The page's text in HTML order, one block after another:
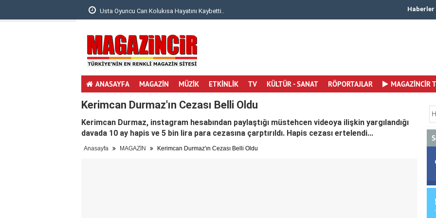
Usta Oyuncu Can Kolukısa Hayatını Kaybetti.. Canan Ergüder 50. Yaşına Merhaba Dedi Yaşamay..Haberler
ANASAYFA MAGAZİN MÜZİK ETKİNLİK TV KÜLTÜR - SANAT RÖPORTAJLAR MAGAZİNCİR
Kerimcan Durmaz'ın Cezası Belli Oldu
Kerimcan Durmaz, instagram hesabından paylaştığı müstehcen videoya ilişkin yargılandığı
davada 10 ay hapis ve 5 bin lira para cezasına çarptırıldı. Hapis cezası ertelendi...
Anasayfa MAGAZİN Kerimcan Durmaz'ın Cezası Belli Oldu